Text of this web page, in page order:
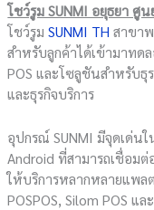
โชว์รูม SUNMI อยุธยา ศู
โชว์รูมSUNMI TH สาขา
สำหรับลูกค้าได้เข้ามาทด
POS และโซลูชันสำหรับธุ
และธุรกิจบริการ
อุปกรณ์ SUNMI มีจุดเด่น
Android ที่สามารถเชื่อม
ให้บริการหลากหลายแพล
POSPOS, Silom POS แล